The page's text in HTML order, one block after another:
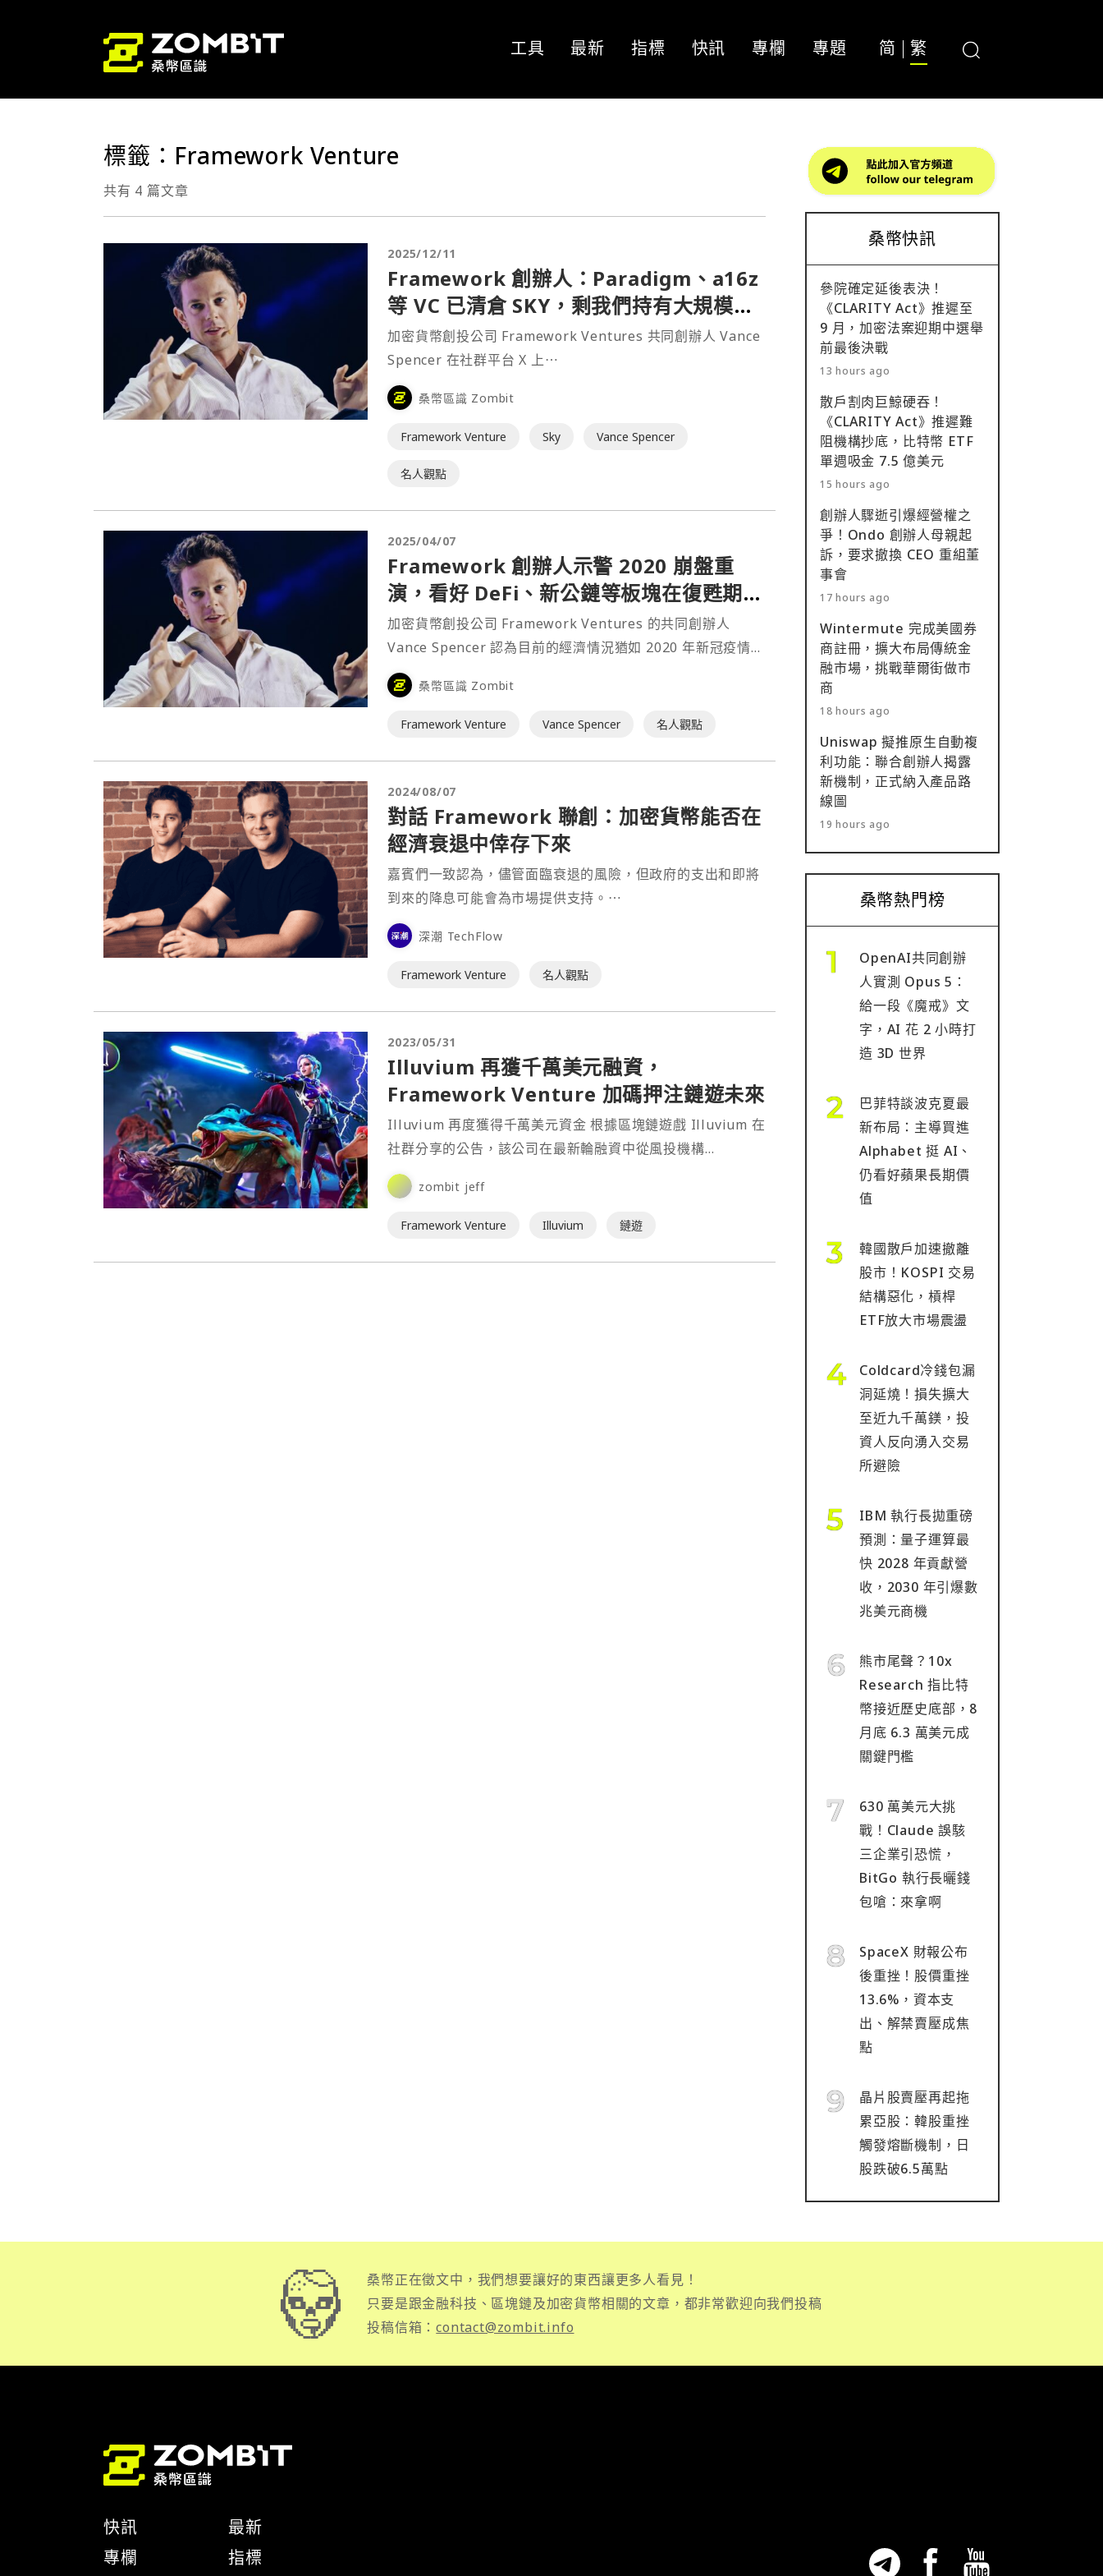
工具 最新 指標 快訊 專欄 專題 简 繁
標籤：Framework Venture
共有 4 篇文章
2025/12/11
Framework 創辦人：Paradigm、a16z
等 VC 已清倉 SKY，剩我們持有大規模部
位
加密貨幣創投公司 Framework Ventures 共同創辦人 Vance
Spencer 在社群平台 X 上⋯
桑幣區識 Zombit
Framework Venture Sky Vance Spencer
名人觀點
2025/04/07
Framework 創辦人示警 2020 崩盤重
演，看好 DeFi、新公鏈等板塊在復甦期突
圍
加密貨幣創投公司 Framework Ventures 的共同創辦人
Vance Spencer 認為目前的經濟情況猶如 2020 年新冠疫情時
期的翻版，他預計政府會在失業潮來臨時推出大規模刺激政策
以對抗衰退。Spencer 還預測美股七巨頭將不會像疫情期間那
樣大漲，並⋯
桑幣區識 Zombit
Framework Venture Vance Spencer 名人觀點
2024/08/07
對話 Framework 聯創：加密貨幣能否在
經濟衰退中倖存下來
嘉賓們一致認為，儘管面臨衰退的風險，但政府的支出和即將
到來的降息可能會為市場提供支持。⋯
深潮 TechFlow
Framework Venture 名人觀點
2023/05/31
Illuvium 再獲千萬美元融資，
Framework Venture 加碼押注鏈遊未來
Illuvium 再度獲得千萬美元資金 根據區塊鏈遊戲 Illuvium 在
社群分享的公告，該公司在最新輪融資中從風投機構
Framework Venture 手中籌集⋯
zombit jeff
Framework Venture Illuvium 鏈遊
桑幣快訊
參院確定延後表決！
《CLARITY Act》推遲至
9 月，加密法案迎期中選舉
前最後決戰
13 hours ago
散戶割肉巨鯨硬吞！
《CLARITY Act》推遲難
阻機構抄底，比特幣 ETF
單週吸金 7.5 億美元
15 hours ago
創辦人驟逝引爆經營權之
爭！Ondo 創辦人母親起
訴，要求撤換 CEO 重組董
事會
17 hours ago
Wintermute 完成美國券
商註冊，擴大布局傳統金
融市場，挑戰華爾街做市
商
18 hours ago
Uniswap 擬推原生自動複
利功能：聯合創辦人揭露
新機制，正式納入產品路
線圖
19 hours ago
桑幣熱門榜
OpenAI共同創辦
人實測 Opus 5：
給一段《魔戒》文
字，AI 花 2 小時打
造 3D 世界
巴菲特談波克夏最
新布局：主導買進
Alphabet 挺 AI、
仍看好蘋果長期價
值
韓國散戶加速撤離
股市！KOSPI 交易
結構惡化，槓桿
ETF放大市場震盪
Coldcard冷錢包漏
洞延燒！損失擴大
至近九千萬鎂，投
資人反向湧入交易
所避險
IBM 執行長拋重磅
預測：量子運算最
快 2028 年貢獻營
收，2030 年引爆數
兆美元商機
熊市尾聲？10x
Research 指比特
幣接近歷史底部，8
月底 6.3 萬美元成
關鍵門檻
630 萬美元大挑
戰！Claude 誤駭
三企業引恐慌，
BitGo 執行長曬錢
包嗆：來拿啊
SpaceX 財報公布
後重挫！股價重挫
13.6%，資本支
出、解禁賣壓成焦
點
晶片股賣壓再起拖
累亞股：韓股重挫
觸發熔斷機制，日
股跌破6.5萬點
桑幣正在徵文中，我們想要讓好的東西讓更多人看見！
只要是跟金融科技、區塊鏈及加密貨幣相關的文章，都非常歡迎向我們投稿
投稿信箱：contact@zombit.info
快訊
專欄
最新
指標